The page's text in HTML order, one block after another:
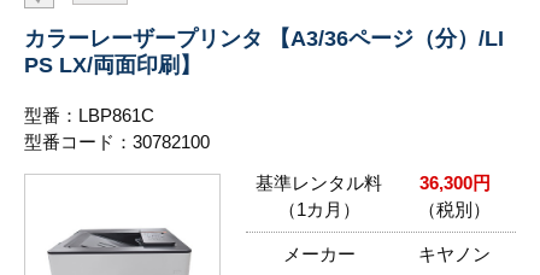
カラーレーザープリンタ 【A3/36ページ（分）/LI
PS LX/両面印刷】
型番：LBP861C
型番コード：30782100
基準レンタル料
（1カ月）
36,300円
（税別）
メーカー キヤノン